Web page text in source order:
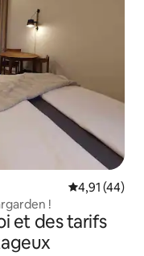
Évaluation
4,91 (44)
!
et des tarifs